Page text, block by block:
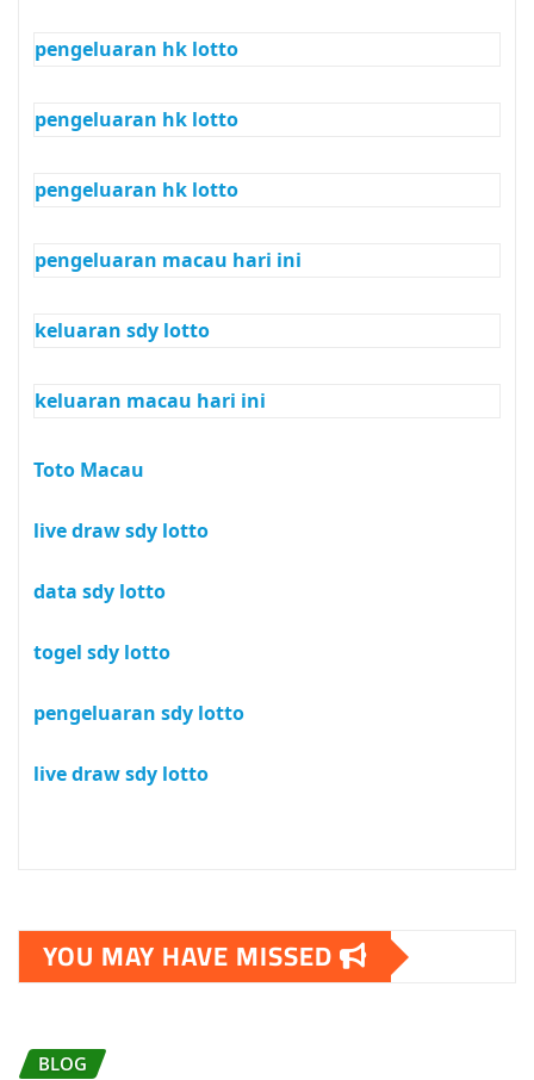
pengeluaran hk lotto
pengeluaran hk lotto
pengeluaran hk lotto
pengeluaran macau hari ini
keluaran sdy lotto
keluaran macau hari ini
Toto Macau
live draw sdy lotto
data sdy lotto
togel sdy lotto
pengeluaran sdy lotto
live draw sdy lotto
YOU MAY HAVE MISSED
BLOG